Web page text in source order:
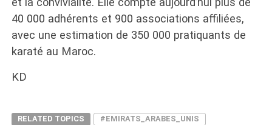
40 000 adhérents et 900 associations affiliées,
avec une estimation de 350 000 pratiquants de
karaté au Maroc.
KD
RELATED TOPICS
#EMIRATS_ARABES_UNIS